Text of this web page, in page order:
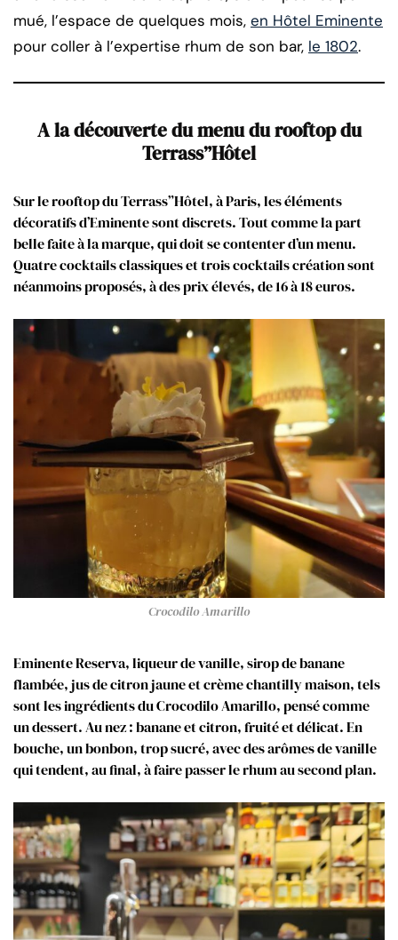
mué, l’espace de quelques mois, en Hôtel Eminente
pour coller à l’expertise rhum de son bar, le 1802.
A la découverte du menu du rooftop du
Terrass”Hôtel
Sur le rooftop du Terrass”Hôtel, à Paris, les éléments
décoratifs d’Eminente sont discrets. Tout comme la part
belle faite à la marque, qui doit se contenter d’un menu.
Quatre cocktails classiques et trois cocktails création sont
néanmoins proposés, à des prix élevés, de 16 à 18 euros.
Crocodilo Amarillo
Eminente Reserva, liqueur de vanille, sirop de banane
flambée, jus de citron jaune et crème chantilly maison, tels
sont les ingrédients du Crocodilo Amarillo, pensé comme
un dessert. Au nez : banane et citron, fruité et délicat. En
bouche, un bonbon, trop sucré, avec des arômes de vanille
qui tendent, au final, à faire passer le rhum au second plan.